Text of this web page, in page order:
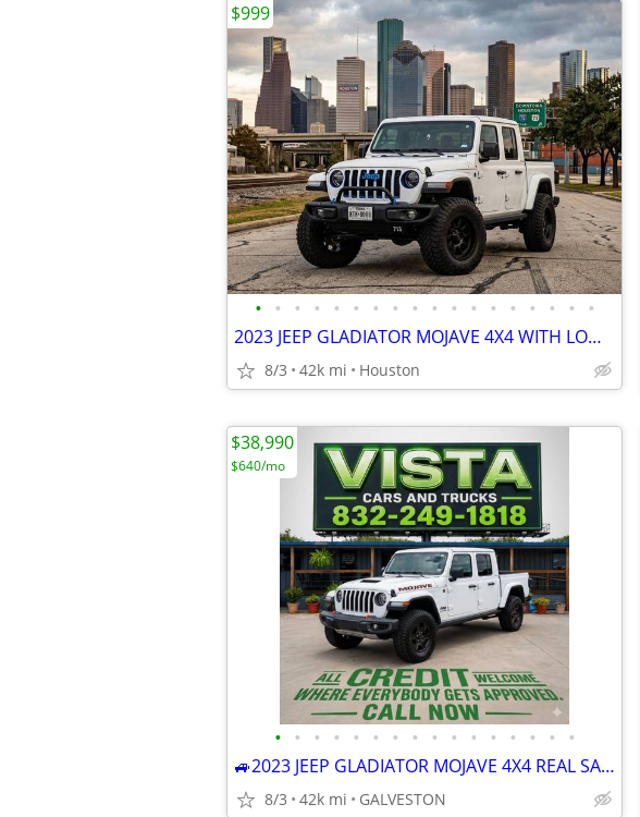
• • • • • • • • • • • • • • • • • •
2023 JEEP GLADIATOR MOJAVE 4X4 WITH LOW MILES!!
8/3 42k mi Houston
$999
• • • • • • • • • • • • • • • •
🚙2023 JEEP GLADIATOR MOJAVE 4X4 REAL SAVINGS
8/3 42k mi GALVESTON
$38,990
$640/mo